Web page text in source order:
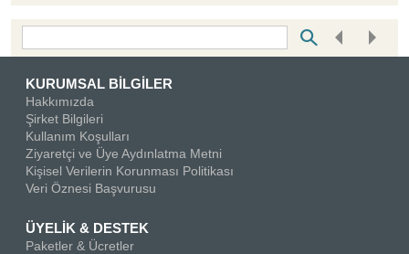
KURUMSAL BİLGİLER
Hakkımızda
Şirket Bilgileri
Kullanım Koşulları
Ziyaretçi ve Üye Aydınlatma Metni
Kişisel Verilerin Korunması Politikası
Veri Öznesi Başvurusu
ÜYELİK & DESTEK
Paketler & Ücretler